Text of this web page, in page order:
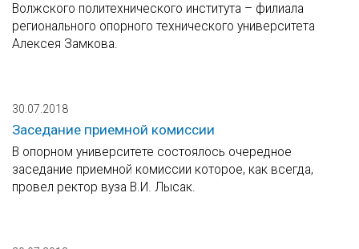
Волжского политехнического института – филиала
регионального опорного технического университета
Алексея Замкова.
30.07.2018
Заседание приемной комиссии
В опорном университете состоялось очередное
заседание приемной комиссии которое, как всегда,
провел ректор вуза В.И. Лысак.